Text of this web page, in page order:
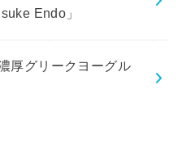
Endo」
厚グリークヨーグル